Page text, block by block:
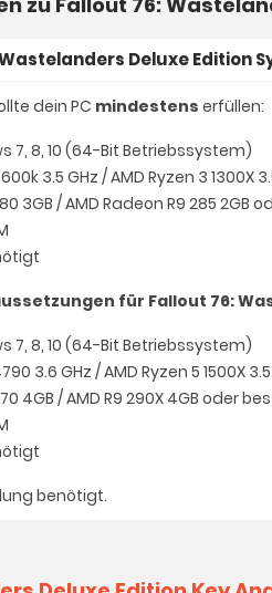
Deluxe Edition
dein PC mindestens erfüllen:
7, 8, 10 (64-Bit Betriebssystem)
3.5 GHz / AMD Ryzen 3 1300X
3GB / AMD Radeon R9 285 2GB
für Fallout 76:
7, 8, 10 (64-Bit Betriebssystem)
3.6 GHz / AMD Ryzen 5 1500X
4GB / AMD R9 290X 4GB oder
benötigt.